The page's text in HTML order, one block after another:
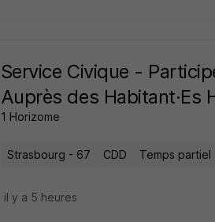
Service Civique -
Auprès des Habitant·Es
1 Horizome
Strasbourg - 67 CDD Temps partiel
il y a 5 heures